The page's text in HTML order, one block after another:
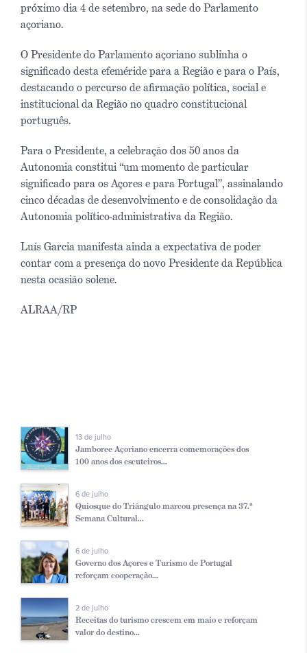
próximo dia 4 de setembro, na sede do Parlamento
açoriano.
O Presidente do Parlamento açoriano sublinha o
significado desta efeméride para a Região e para o País,
destacando o percurso de afirmação política, social e
institucional da Região no quadro constitucional
português.
Para o Presidente, a celebração dos 50 anos da
Autonomia constitui “um momento de particular
significado para os Açores e para Portugal”, assinalando
cinco décadas de desenvolvimento e de consolidação da
Autonomia político-administrativa da Região.
Luís Garcia manifesta ainda a expectativa de poder
contar com a presença do novo Presidente da República
nesta ocasião solene.
ALRAA/RP
13 de julho
Jamboree Açoriano encerra comemorações dos
100 anos dos escuteiros...
6 de julho
Quiosque do Triângulo marcou presença na 37.ª
Semana Cultural...
6 de julho
Governo dos Açores e Turismo de Portugal
reforçam cooperação...
2 de julho
Receitas do turismo crescem em maio e reforçam
valor do destino...